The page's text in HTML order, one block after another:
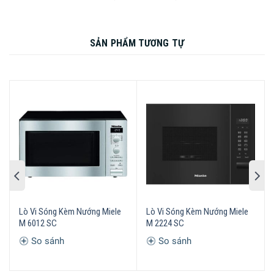
Không chỉ là hâm nóng hay rã đông thực phẩm, Miele M
lượng của thực phẩm. Thiết bị tự động xác định công suất
và thời gian nấu phù hợp. Điều này giúp bạn có nhiều thời
gian cho việc khác khi không cần vận hành và kiểm soát
SẢN PHẨM TƯƠNG TỰ
Lò Vi Sóng Kèm Nướng Miele
M 6012 SC
So sánh
Lò Vi Sóng Kèm Nướng Miele
M 2224 SC
So sánh